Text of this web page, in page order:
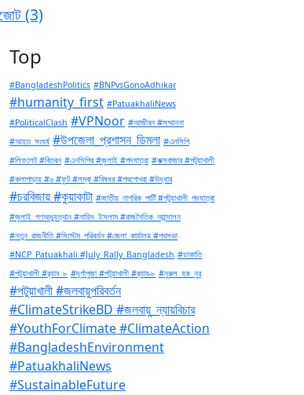
(3)
Top
#BangladeshPolitics #BNPvsGonoAdhikar
#humanity_first #PatuakhaliNews
#PoliticalClash #VPNoor #আজীবন #সম্মাননা
#আহত_সংঘর্ষ #উপজেলা_প্রশাসন_ডিমলা #এনসিপি
#লিফলেট #বিতরন #এনসিপির #জুলাই #পদযাত্রা #কক্সবাজার #পটুয়াখালী
#কলাপাড়ায় #৬ #ফুট #লম্বা #বিষধর #পদ্মগোখরা #উদ্ধার
#চরবিজায় #কুয়াকাটা #জাতীয়_নাগরিক_পার্টি #পটুয়াখালী_পদযাত্রা
#জুলাই_গণঅভ্যুত্থান #নাহিদ_ইসলাম #রাজনৈতিক_আন্দোলন
#নতুন_রাজনীতি #সিস্টেম_পরিবর্তন #জেলা_কার্যালয় #পথসভা
#NCP_Patuakhali #July_Rally_Bangladesh #ডাকাতি
#পটুয়াখালী #র‍্যাব_৮ #দূর্গাপুজা #পটুয়াখালী #র‍্যাব-৮ #নুরুল_হক_নুর
#পটুয়াখালী #জলবায়ুপরিবর্তন
#ClimateStrikeBD #জলবায়ু_ন্যায়বিচার
#YouthForClimate #ClimateAction
#BangladeshEnvironment
#PatuakhaliNews
#SustainableFuture